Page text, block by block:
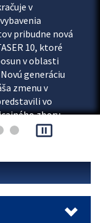
v
pribudne nová
10, ktoré
v oblasti
generáciu
zmenu v
vo
zboru
pause_presentation